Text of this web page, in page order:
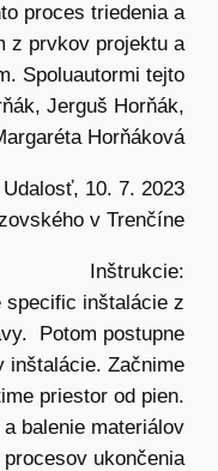
proces triedenia a
z prvkov projektu a
Spoluautormi tejto
Jerguš Horňák,
Horňáková
Udalosť, 10. 7. 2023
v Trenčíne
Inštrukcie:
specific inštalácie z
Potom postupne
inštalácie. Začnime
priestor od pien.
balenie materiálov
ukončenia